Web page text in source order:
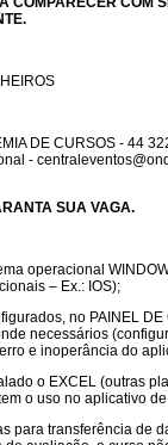
DE CURSOS - 44
-
SUA VAGA.
operacional
– Ex.: IOS);
no PAINEL DE
necessários
e inoperância do
o EXCEL (outras
o uso no aplicativo
para transferência de